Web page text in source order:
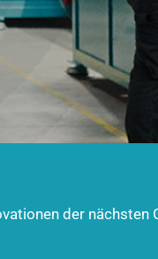
der nächsten